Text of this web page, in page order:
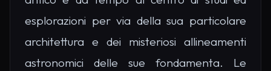
esplorazioni per via della sua particolare
architettura e dei misteriosi allineamenti
astronomici delle sue fondamenta. Le